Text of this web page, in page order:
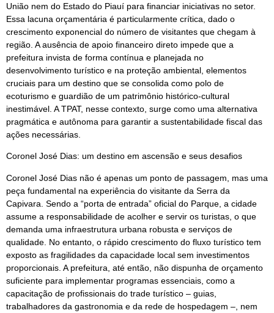
União nem do Estado do Piauí para financiar iniciativas no setor.
Essa lacuna orçamentária é particularmente crítica, dado o
crescimento exponencial do número de visitantes que chegam à
região. A ausência de apoio financeiro direto impede que a
prefeitura invista de forma contínua e planejada no
desenvolvimento turístico e na proteção ambiental, elementos
cruciais para um destino que se consolida como polo de
ecoturismo e guardião de um patrimônio histórico-cultural
inestimável. A TPAT, nesse contexto, surge como uma alternativa
pragmática e autônoma para garantir a sustentabilidade fiscal das
ações necessárias.
Coronel José Dias: um destino em ascensão e seus desafios
Coronel José Dias não é apenas um ponto de passagem, mas uma
peça fundamental na experiência do visitante da Serra da
Capivara. Sendo a “porta de entrada” oficial do Parque, a cidade
assume a responsabilidade de acolher e servir os turistas, o que
demanda uma infraestrutura urbana robusta e serviços de
qualidade. No entanto, o rápido crescimento do fluxo turístico tem
exposto as fragilidades da capacidade local sem investimentos
proporcionais. A prefeitura, até então, não dispunha de orçamento
suficiente para implementar programas essenciais, como a
capacitação de profissionais do trade turístico – guias,
trabalhadores da gastronomia e da rede de hospedagem –, nem